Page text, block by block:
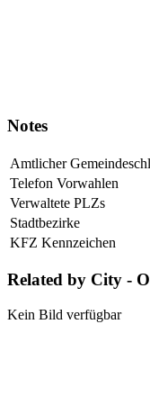
Notes
Amtlicher
Telefon Vorwahlen
Verwaltete PLZs
Stadtbezirke
KFZ Kennzeichen
Related by City -
Kein Bild verfügbar